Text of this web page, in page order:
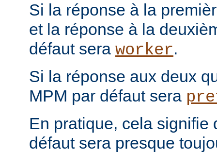
Si la réponse à la
et la réponse à la
défaut sera worker.
Si la réponse aux deux
MPM par défaut sera
En pratique, cela signifie
défaut sera presque